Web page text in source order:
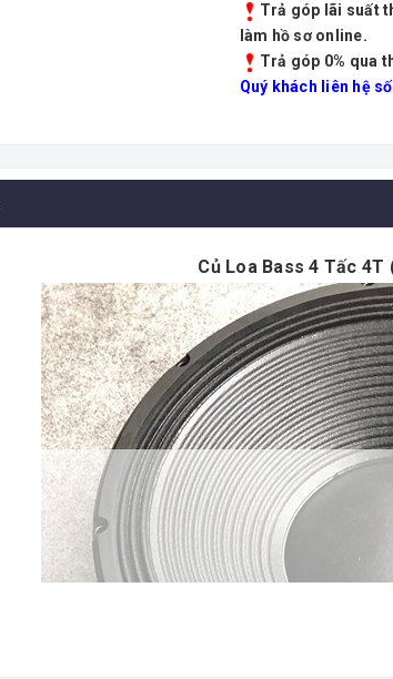
Trả góp lãi suất
làm hồ sơ online.
Trả góp 0% qua
Quý khách liên hệ
Củ Loa Bass 4 Tấc 4T